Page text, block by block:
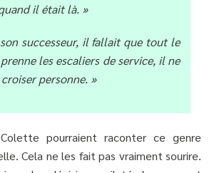
il était là. »
successeur, il fallait que tout le
les escaliers de service, il ne
personne. »
pourraient raconter ce genre
Cela ne les fait pas vraiment sourire.